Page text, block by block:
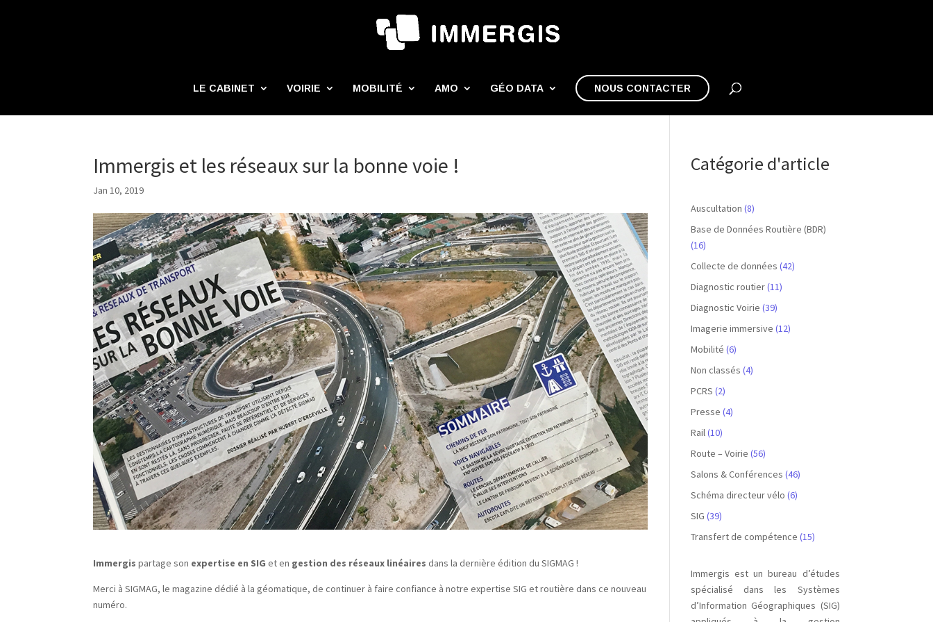
LE CABINET VOIRIE MOBILITÉ AMO GÉO DATA NOUS CONTACTER
Immergis et les réseaux sur la bonne voie !
Jan 10, 2019
Immergis partage son expertise en SIG et en gestion des réseaux linéaires dans la dernière édition du SIGMAG !
Merci à SIGMAG, le magazine dédié à la géomatique, de continuer à faire confiance à notre expertise SIG et routière dans ce nouveau
numéro.
Catégorie d'article
Auscultation (8)
Base de Données Routière (BDR)
(16)
Collecte de données (42)
Diagnostic routier(11)
Diagnostic Voirie (39)
Imagerie immersive (12)
Mobilité (6)
Non classés (4)
PCRS (2)
Presse (4)
Rail(10)
Route – Voirie (56)
Salons & Conférences (46)
Schéma directeur vélo (6)
SIG (39)
Transfert de compétence (15)
Immergis est un bureau d’études
spécialisé dans les Systèmes
d’Information Géographiques (SIG)